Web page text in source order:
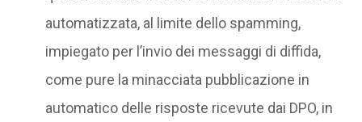
automatizzata, al limite dello spamming,
impiegato per l’invio dei messaggi di diffida,
come pure la minacciata pubblicazione in
automatico delle risposte ricevute dai DPO, in